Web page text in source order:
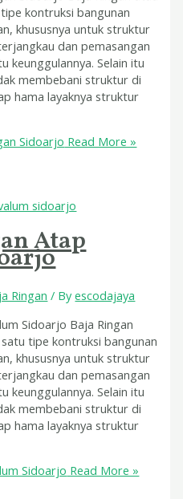
kontruksi bangunan
khususnya untuk struktur
dan pemasangan
keunggulannya. Selain itu
membebani struktur di
hama layaknya struktur
Sidoarjo Read More »
Atap
Ringan / Byescodajaya
Sidoarjo Baja Ringan
tipe kontruksi bangunan
khususnya untuk struktur
dan pemasangan
keunggulannya. Selain itu
membebani struktur di
hama layaknya struktur
Sidoarjo Read More »